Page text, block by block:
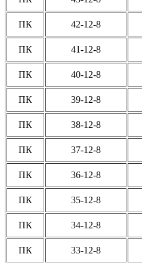
ПК 42-12-8
ПК 41-12-8
ПК 40-12-8
ПК 39-12-8
ПК 38-12-8
ПК 37-12-8
ПК 36-12-8
ПК 35-12-8
ПК 34-12-8
ПК 33-12-8